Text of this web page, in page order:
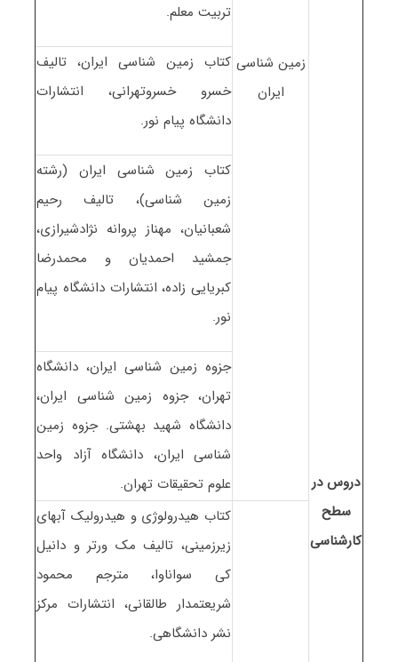
دروس در
سطح
کارشناسی
زمین شناسی
ایران
تربیت معلم.
کتاب زمین شناسی ایران، تالیف
خسرو خسروتهرانی، انتشارات
دانشگاه پیام نور.
کتاب زمین شناسی ایران (رشته
زمین شناسی)، تالیف رحیم
شعبانیان، مهناز پروانه نژادشیرازی،
جمشید احمدیان و محمدرضا
کبریایی زاده، انتشارات دانشگاه پیام
نور.
جزوه زمین شناسی ایران، دانشگاه
تهران، جزوه زمین شناسی ایران،
دانشگاه شهید بهشتی. جزوه زمین
شناسی ایران، دانشگاه آزاد واحد
علوم تحقیقات تهران.
کتاب هیدرولوژی و هیدرولیک آبهای
زیرزمینی، تالیف مک ورتر و دانیل
کی سواناوا، مترجم محمود
شریعتمدار طالقانی، انتشارات مرکز
نشر دانشگاهی.